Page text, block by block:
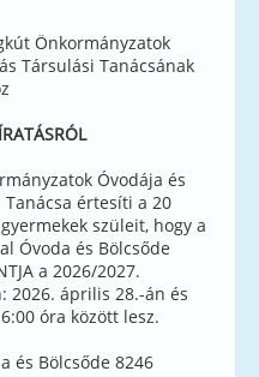
Önkormányzatok
Társulási Tanácsának
Óvodája és
értesíti a 20
szüleit, hogy a
Óvoda és Bölcsőde
a 2026/2027.
2026. április 28.-án és
óra között lesz.
és Bölcsőde 8246